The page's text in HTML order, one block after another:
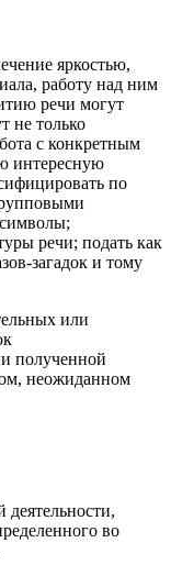
яркостью,
работу над ним
речи могут
не только
с конкретным
интересную
по
речи; подать как
загадок и тому
или
полученной
неожиданном
деятельности,
во